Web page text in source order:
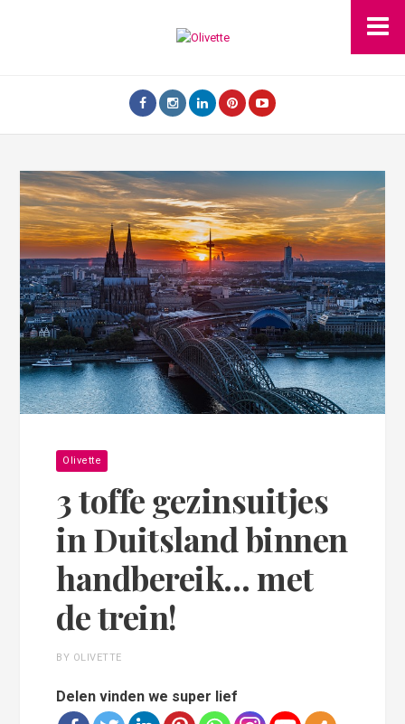
Olivette
3 toffe gezinsuitjes
in Duitsland binnen
handbereik… met
de trein!
BY OLIVETTE
Delen vinden we super lief